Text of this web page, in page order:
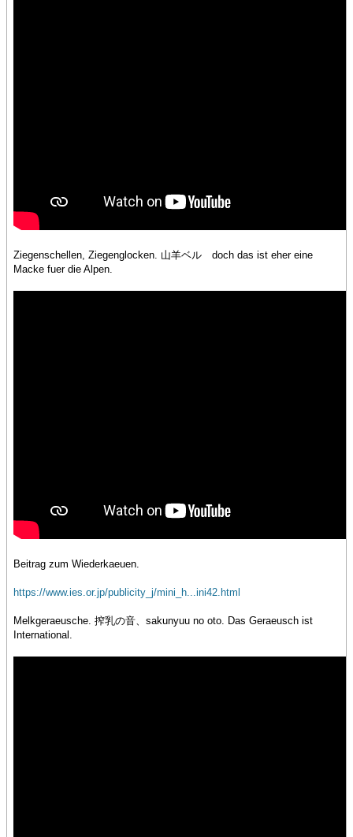
Ziegenschellen, Ziegenglocken. 山羊ベル doch das ist eher eine
Macke fuer die Alpen.
Beitrag zum Wiederkaeuen.
https://www.ies.or.jp/publicity_j/mini_h...ini42.html
Melkgeraeusche. 搾乳の音、sakunyuu no oto. Das Geraeusch ist
International.